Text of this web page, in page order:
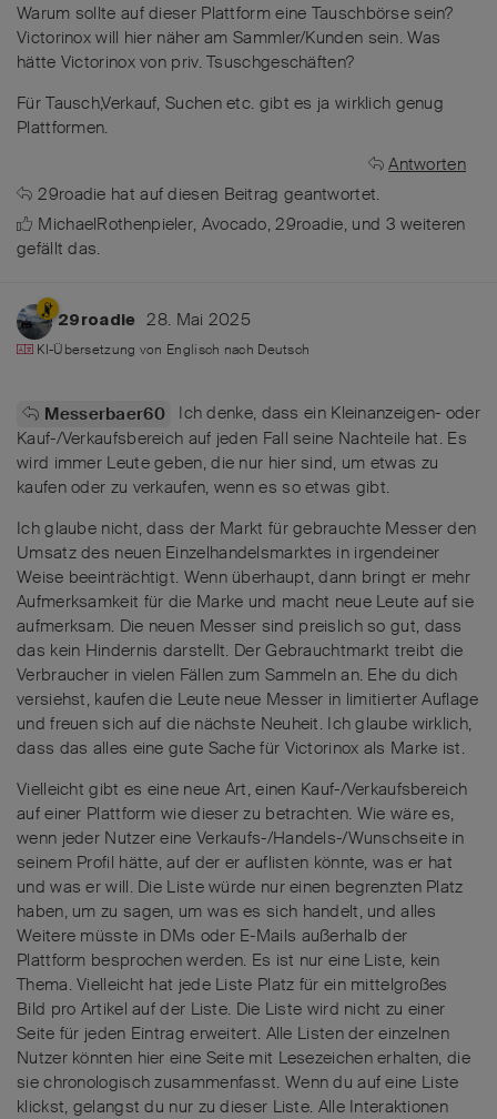
Warum sollte auf dieser Plattform eine Tauschbörse sein?
Victorinox will hier näher am Sammler/Kunden sein. Was
hätte Victorinox von priv. Tsuschgeschäften?
Für Tausch,Verkauf, Suchen etc. gibt es ja wirklich genug
Plattformen.
Antworten
29roadie hat auf diesen Beitrag geantwortet.
MichaelRothenpieler, Avocado,29roadie, und 3 weiteren
gefällt das.
29roadie 28. Mai 2025
KI-Übersetzung von Englisch nach Deutsch
Messerbaer60
Ich denke, dass ein Kleinanzeigen- oder
Kauf-/Verkaufsbereich auf jeden Fall seine Nachteile hat. Es
wird immer Leute geben, die nur hier sind, um etwas zu
kaufen oder zu verkaufen, wenn es so etwas gibt.
Ich glaube nicht, dass der Markt für gebrauchte Messer den
Umsatz des neuen Einzelhandelsmarktes in irgendeiner
Weise beeinträchtigt. Wenn überhaupt, dann bringt er mehr
Aufmerksamkeit für die Marke und macht neue Leute auf sie
aufmerksam. Die neuen Messer sind preislich so gut, dass
das kein Hindernis darstellt. Der Gebrauchtmarkt treibt die
Verbraucher in vielen Fällen zum Sammeln an. Ehe du dich
versiehst, kaufen die Leute neue Messer in limitierter Auflage
und freuen sich auf die nächste Neuheit. Ich glaube wirklich,
dass das alles eine gute Sache für Victorinox als Marke ist.
Vielleicht gibt es eine neue Art, einen Kauf-/Verkaufsbereich
auf einer Plattform wie dieser zu betrachten. Wie wäre es,
wenn jeder Nutzer eine Verkaufs-/Handels-/Wunschseite in
seinem Profil hätte, auf der er auflisten könnte, was er hat
und was er will. Die Liste würde nur einen begrenzten Platz
haben, um zu sagen, um was es sich handelt, und alles
Weitere müsste in DMs oder E-Mails außerhalb der
Plattform besprochen werden. Es ist nur eine Liste, kein
Thema. Vielleicht hat jede Liste Platz für ein mittelgroßes
Bild pro Artikel auf der Liste. Die Liste wird nicht zu einer
Seite für jeden Eintrag erweitert. Alle Listen der einzelnen
Nutzer könnten hier eine Seite mit Lesezeichen erhalten, die
sie chronologisch zusammenfasst. Wenn du auf eine Liste
klickst, gelangst du nur zu dieser Liste. Alle Interaktionen